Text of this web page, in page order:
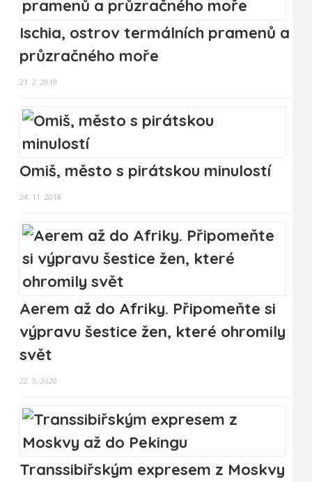
Ischia, ostrov termálních pramenů a
průzračného moře
21. 2. 2019
Omiš, město s pirátskou minulostí
24. 11. 2018
Aerem až do Afriky. Připomeňte si
výpravu šestice žen, které ohromily
svět
22. 3. 2020
Transsibiřským expresem z Moskvy